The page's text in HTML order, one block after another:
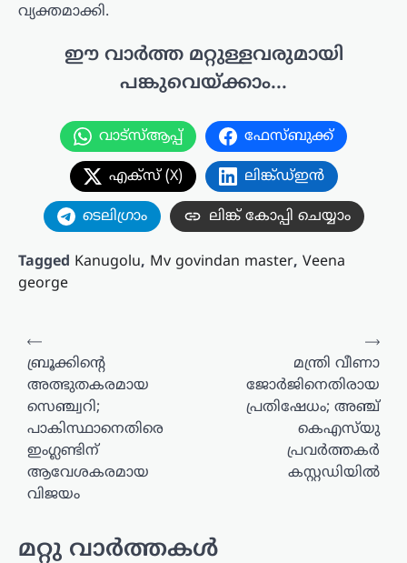
വ്യക്തമാക്കി.
ഈ വാർത്ത മറ്റുള്ളവരുമായി
പങ്കുവെയ്ക്കാം...
വാട്സ്ആപ്പ് ഫേസ്ബുക്ക്
എക്സ് (X) ലിങ്ക്ഡ്ഇൻ
ടെലിഗ്രാം ലിങ്ക് കോപ്പി ചെയ്യാം
Tagged Kanugolu, Mv govindan master, Veena
george
പോസ്റ്റുകളിലൂടെ
⟵
ബ്രൂക്കിന്റെ
അത്ഭുതകരമായ
സെഞ്ച്വറി;
പാകിസ്ഥാനെതിരെ
ഇംഗ്ലണ്ടിന്
ആവേശകരമായ
വിജയം
മന്ത്രി വീണാ
ജോർജിനെതിരായ
പ്രതിഷേധം; അഞ്ച്
കെഎസ്‍യു
പ്രവർത്തകർ
കസ്റ്റഡിയിൽ
⟶
മറ്റു വാർത്തകൾ